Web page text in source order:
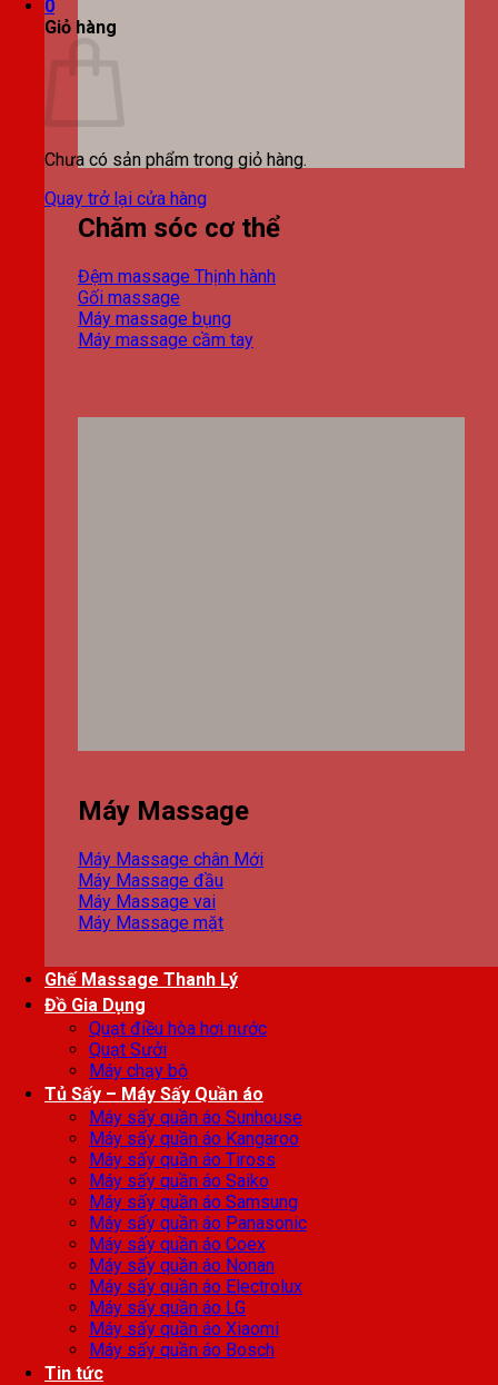
0
Giỏ hàng
Chưa có sản phẩm trong giỏ hàng.
Quay trở lại cửa hàng
Chăm sóc cơ thể
Đệm massage
Gối massage
Máy massage bụng
Máy massage cầm tay
Máy Massage
Máy Massage chân
Máy Massage đầu
Máy Massage vai
Máy Massage mặt
Ghế Massage Thanh Lý
Đồ Gia Dụng
Quạt điều hòa hơi nước
Quạt Sưởi
Máy chạy bộ
Tủ Sấy – Máy Sấy Quần áo
Máy sấy quần áo Sunhouse
Máy sấy quần áo Kangaroo
Máy sấy quần áo Tiross
Máy sấy quần áo Saiko
Máy sấy quần áo Samsung
Máy sấy quần áo Panasonic
Máy sấy quần áo Coex
Máy sấy quần áo Nonan
Máy sấy quần áo Electrolux
Máy sấy quần áo LG
Máy sấy quần áo Xiaomi
Máy sấy quần áo Bosch
Tin tức